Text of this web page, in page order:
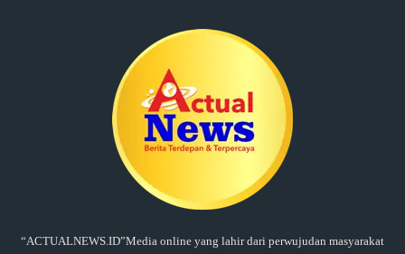
“ACTUALNEWS.ID”Media online yang lahir dari perwujudan masyarakat